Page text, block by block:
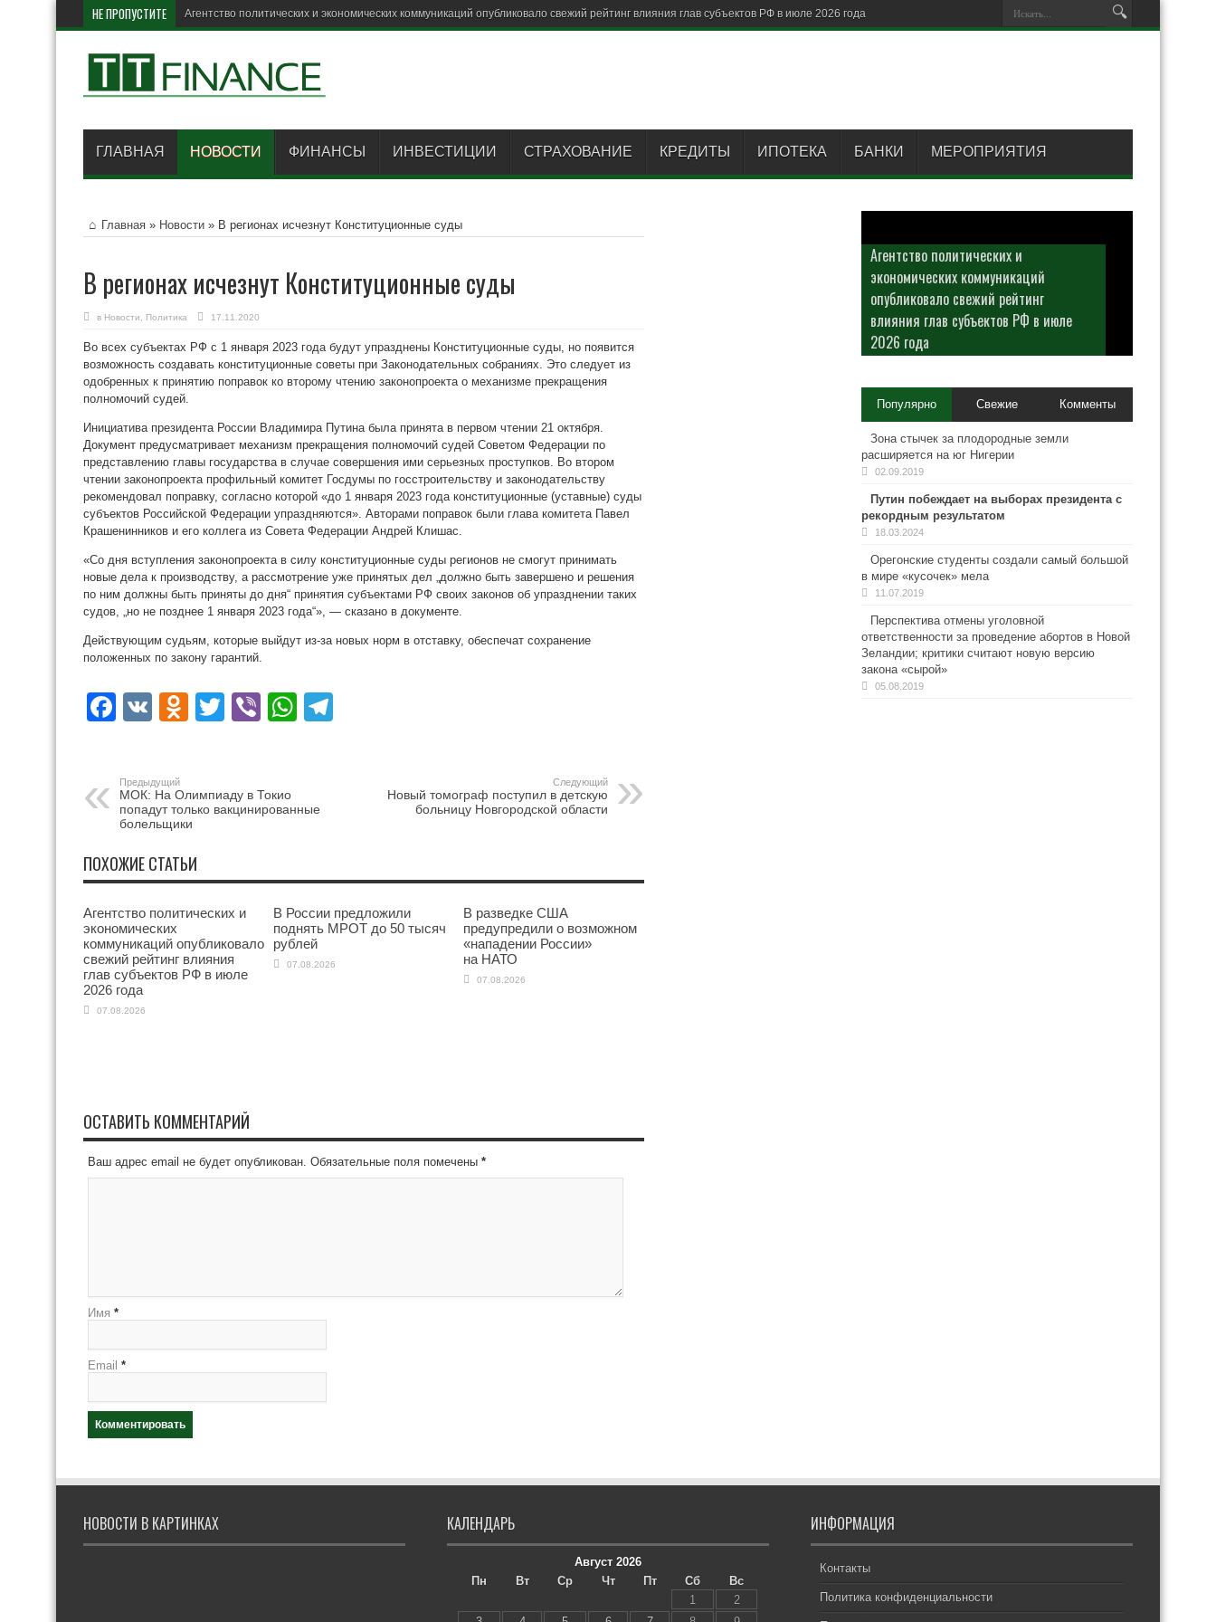
НЕ ПРОПУСТИТЕ В Росс
ГЛАВНАЯ НОВОСТИ ФИНАНСЫ ИНВЕСТИЦИИ СТРАХОВАНИЕ КРЕДИТЫ ИПОТЕКА БАНКИ МЕРОПРИЯТИЯ
Главная » Новости » В регионах исчезнут Конституционные суды
В регионах исчезнут Конституционные суды
в Новости Политика 17.11.2020
Во всех субъектах РФ с 1 января 2023 года будут упразднены Конституционные суды, но появится
возможность создавать конституционные советы при Законодательных собраниях. Это следует из
одобренных к принятию поправок ко второму чтению законопроекта о механизме прекращения
полномочий судей.
Инициатива президента России Владимира Путина была принята в первом чтении 21 октября.
Документ предусматривает механизм прекращения полномочий судей Советом Федерации по
представлению главы государства в случае совершения ими серьезных проступков. Во втором
чтении законопроекта профильный комитет Госдумы по госстроительству и законодательству
рекомендовал поправку, согласно которой «до 1 января 2023 года конституционные (уставные) суды
субъектов Российской Федерации упраздняются». Авторами поправок были глава комитета Павел
Крашенинников и его коллега из Совета Федерации Андрей Клишас.
«Со дня вступления законопроекта в силу конституционные суды регионов не смогут принимать
новые дела к производству, а рассмотрение уже принятых дел „должно быть завершено и решения
по ним должны быть приняты до дня“ принятия субъектами РФ своих законов об упразднении таких
судов, „но не позднее 1 января 2023 года“», — сказано в документе.
Действующим судьям, которые выйдут из-за новых норм в отставку, обеспечат сохранение
положенных по закону гарантий.
Facebook
VK Odnoklassniki
Twitter
ViberWhatsApp
Предыдущий
МОК: На Олимпиаду в Токио
попадут только вакцинированные
болельщики
Следующий
Новый томограф поступил в детскую
больницу Новгородской области
ПОХОЖИЕ СТАТЬИ
Агентство политических и
экономических
коммуникаций опубликовало
свежий рейтинг влияния
глав субъектов РФ в июле
2026 года
07.08.2026
В России предложили
поднять МРОТ до 50 тысяч
рублей
07.08.2026
В разведке США
предупредили о возможном
«нападении России»
на НАТО
07.08.2026
ОСТАВИТЬ КОММЕНТАРИЙ
Ваш адрес email не будет опубликован. Обязательные поля помечены *
Имя *
Email *
Агентство политических и
экономических коммуникаций
опубликовало свежий рейтинг
влияния глав субъектов РФ в июле
2026 года
Популярно Свежие Комменты
Зона стычек за плодородные земли
расширяется на юг Нигерии
02.09.2019
Путин побеждает на выборах президента с
рекордным результатом
18.03.2024
Орегонские студенты создали самый большой
в мире «кусочек» мела
11.07.2019
Перспектива отмены уголовной
ответственности за проведение абортов в Новой
Зеландии; критики считают новую версию
закона «сырой»
05.08.2019
НОВОСТИ В КАРТИНКАХ КАЛЕНДАРЬ
Август 2026
Пн
Вт Ср Чт Пт Сб
Вс
1
2
ИНФОРМАЦИЯ
Контакты
Политика конфиденциальности